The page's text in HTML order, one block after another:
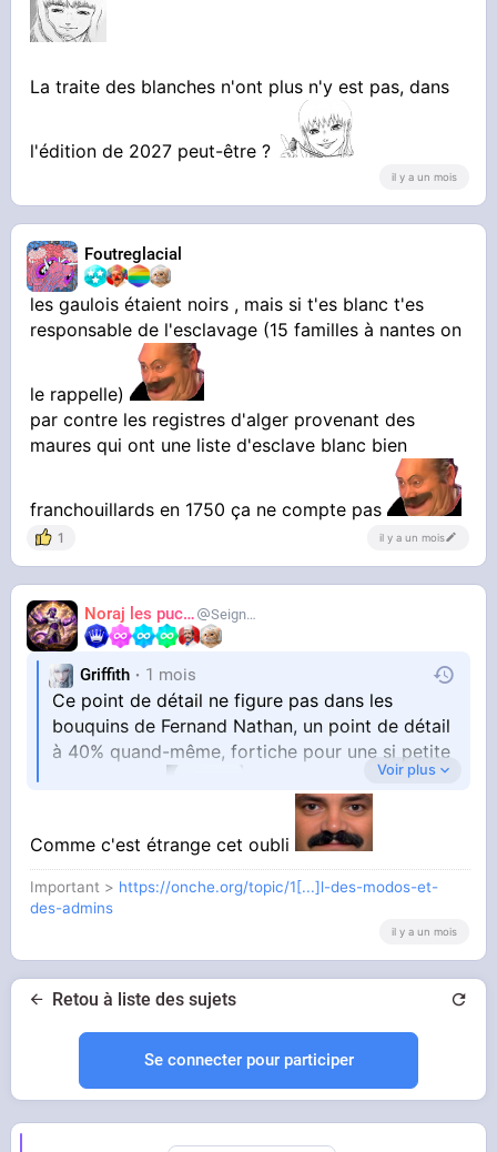
La traite des blanches n'ont plus n'y est pas, dans
l'édition de 2027 peut-être ?
il y a un mois
Foutreglacial
les gaulois étaient noirs , mais si t'es blanc t'es
responsable de l'esclavage (15 familles à nantes on
le rappelle)
par contre les registres d'alger provenant des
maures qui ont une liste d'esclave blanc bien
franchouillards en 1750 ça ne compte pas
1 il y a un mois
Noraj les pucix SeigneurCooler
Griffith 1 mois
Ce point de détail ne figure pas dans les
bouquins de Fernand Nathan, un point de détail
à 40% quand-même, fortiche pour une si petite
La traite des blanches n'ont plus n'y est pas,
Voir plus
Comme c'est étrange cet oubli
Important > https://onche.org/topic/1[...]l-des-modos-et-
des-admins
il y a un mois
Retou à liste des sujets
Se connecter pour participer